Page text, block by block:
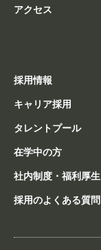
アクセス
採用情報
キャリア採用
タレントプール
在学中の方
社内制度・福利厚生
採用のよくある質問